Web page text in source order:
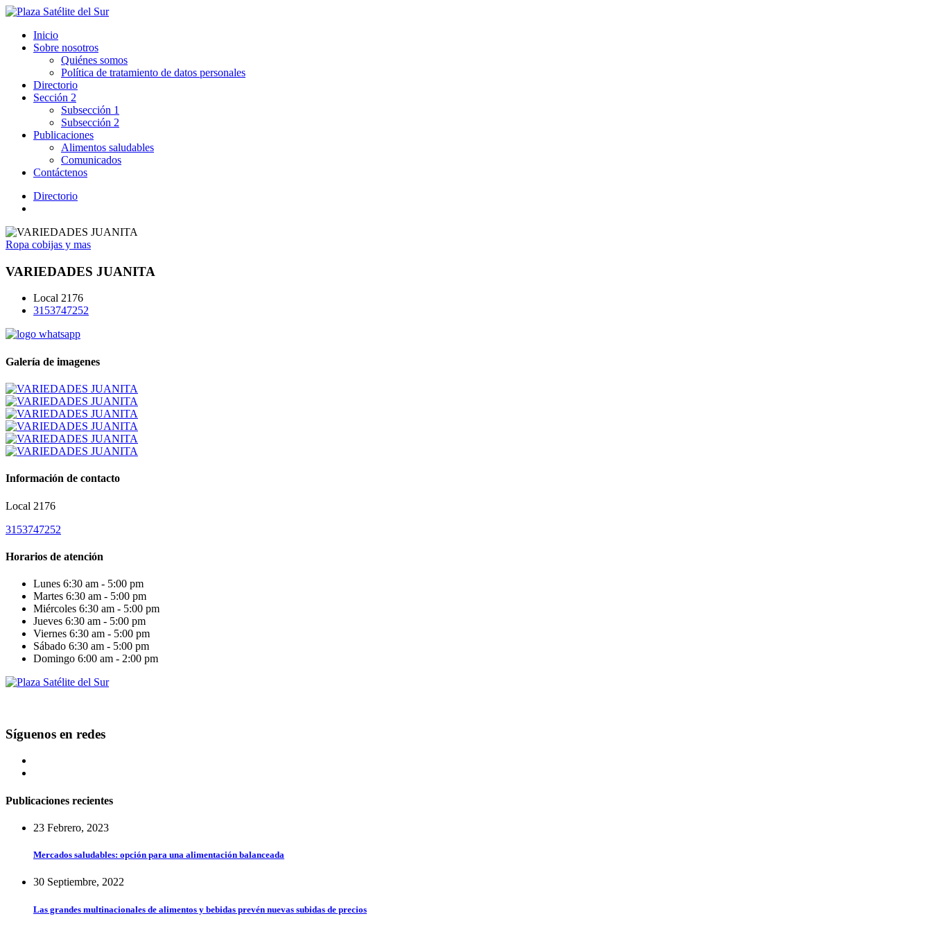
Inicio
Sobre nosotros
Quiénes somos
Política de tratamiento de datos personales
Directorio
Sección 2
Subsección 1
Subsección 2
Publicaciones
Alimentos saludables
Comunicados
Contáctenos
Directorio
Ropa cobijas y mas
VARIEDADES JUANITA
Local 2176
3153747252
Galería de imagenes
Información de contacto
Local 2176
3153747252
Horarios de atención
Lunes 6:30 am - 5:00 pm
Martes 6:30 am - 5:00 pm
Miércoles 6:30 am - 5:00 pm
Jueves 6:30 am - 5:00 pm
Viernes 6:30 am - 5:00 pm
Sábado 6:30 am - 5:00 pm
Domingo 6:00 am - 2:00 pm
Síguenos en redes
Publicaciones recientes
23 Febrero, 2023
Mercados saludables: opción para una alimentación balanceada
30 Septiembre, 2022
Las grandes multinacionales de alimentos y bebidas prevén nuevas subidas de precios